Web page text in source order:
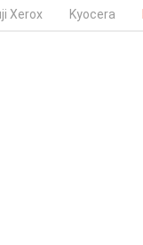
Xerox Kyocera